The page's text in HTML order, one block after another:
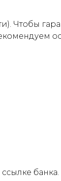
Чтобы
банка.